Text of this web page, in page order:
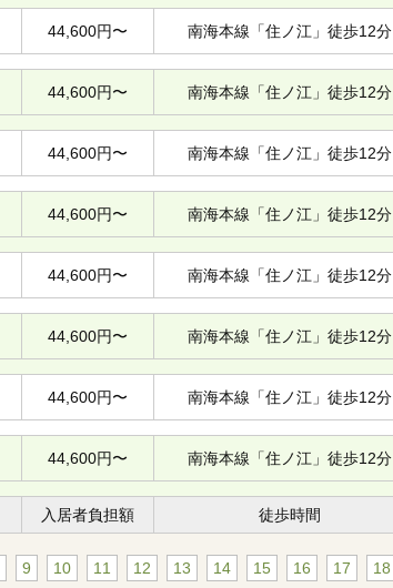
入居者負担額 徒歩時間
44,600円〜 南海本線「住ノ江」徒歩12分
44,600円〜 南海本線「住ノ江」徒歩12分
44,600円〜 南海本線「住ノ江」徒歩12分
44,600円〜 南海本線「住ノ江」徒歩12分
44,600円〜 南海本線「住ノ江」徒歩12分
44,600円〜 南海本線「住ノ江」徒歩12分
44,600円〜 南海本線「住ノ江」徒歩12分
44,600円〜 南海本線「住ノ江」徒歩12分
9 10 11 12 13 14 15 16 17 18